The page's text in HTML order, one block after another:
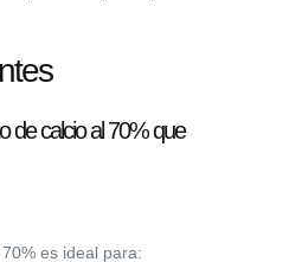
de calcio al 70% que
es ideal para: